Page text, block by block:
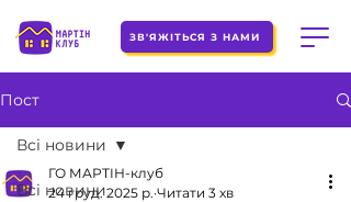
ЗВ'ЯЖІТЬСЯ З НАМИ
Пост
Всі новини
Всі новини
ГО МАРТІН-клуб
24 груд. 2025 р. Читати 3 хв